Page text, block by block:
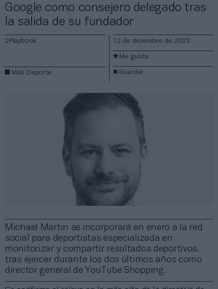
Google como consejero delegado tras
la salida de su fundador
Michael Martin se incorporará en enero a la red
social para deportistas especializada en
monitorizar y compartir resultados deportivos,
tras ejercer durante los dos últimos años como
director general de YouTube Shopping.
2Playbook
Más Deporte
12 de diciembre de 2023
Guardar
Me gusta